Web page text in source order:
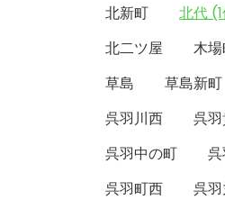
北新町
北代
北二ツ屋
木
草島
草島新町
呉羽川西
呉
呉羽中の町
呉羽町西
呉